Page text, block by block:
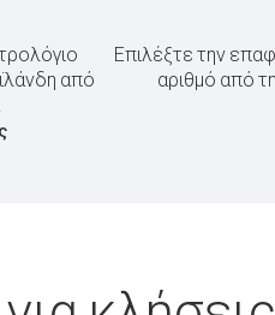
από
Επιλέξτε την
αριθμό από